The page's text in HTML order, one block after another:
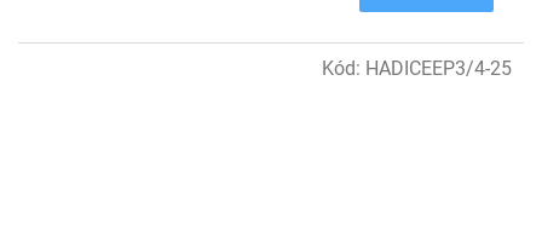
Kód: HADICEEP3/4-25